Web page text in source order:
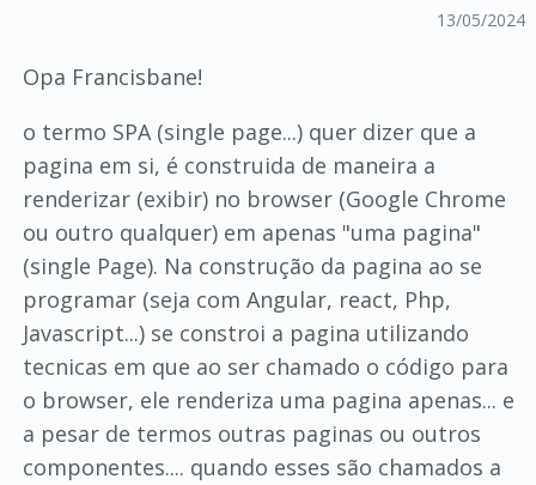
13/05/2024
Opa Francisbane!
o termo SPA (single page...) quer dizer que a
pagina em si, é construida de maneira a
renderizar (exibir) no browser (Google Chrome
ou outro qualquer) em apenas "uma pagina"
(single Page). Na construção da pagina ao se
programar (seja com Angular, react, Php,
Javascript...) se constroi a pagina utilizando
tecnicas em que ao ser chamado o código para
o browser, ele renderiza uma pagina apenas... e
a pesar de termos outras paginas ou outros
componentes.... quando esses são chamados a